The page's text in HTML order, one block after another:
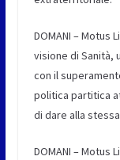
DOMANI – Motus
visione di Sanità,
con il
politica partitica
di dare alla
DOMANI – Motus